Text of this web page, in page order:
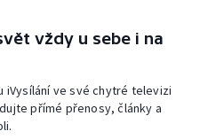
vždy u sebe i na
iVysílání ve své chytré televizi
přímé přenosy, články a